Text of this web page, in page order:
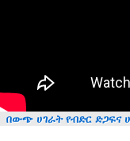
በውጭ ሀገራት የብድር ድጋፍና